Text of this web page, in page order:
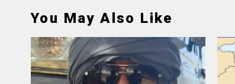
You May Also Like